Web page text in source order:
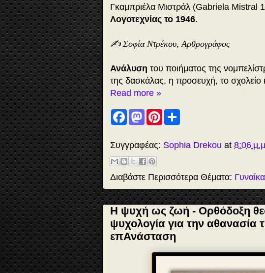
Γκαμπριέλα Μιστράλ (Gabriela Mistral
Λογοτεχνίας το 1946.
✍️ Σοφία Ντρέκου, Αρθρογράφος
Ανάλυση του ποιήματος της
της δασκάλας, η προσευχή, το σχολείο
Read more »
F
a
b
o
o
k
M
a
o
o
n
P
e
t
e
Συγγραφέας: Sophia Drekou at 8:06
Διαβάστε Περισσότερα Θέματα: Γυναίκα
Η ψυχή ως ζωή - Ορθόδοξη
ψυχολογία για την αθανασία
επΑνάσταση